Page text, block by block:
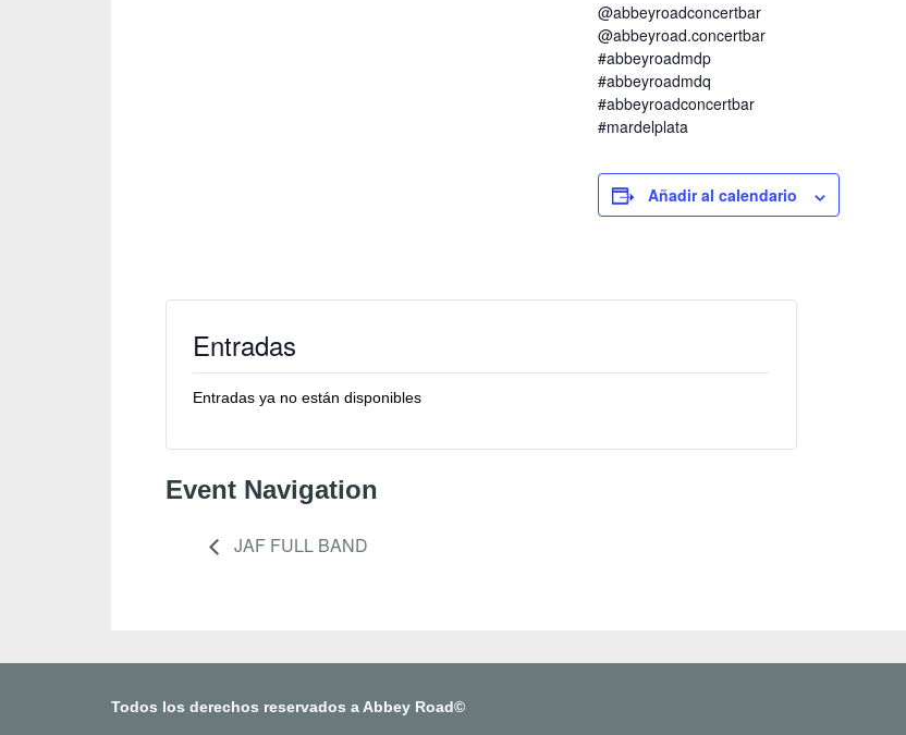
@abbeyroadconcertbar
@abbeyroad.concertbar
#abbeyroadmdp
#abbeyroadmdq
#abbeyroadconcertbar
#mardelplata
Añadir al calendario
Entradas
Entradas ya no están disponibles
Event Navigation
JAF FULL BAND
Todos los derechos reservados a Abbey Road©